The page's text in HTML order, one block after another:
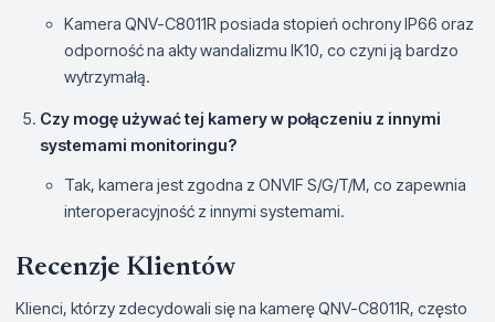
Kamera QNV-C8011R posiada stopień ochrony IP66 oraz
odporność na akty wandalizmu IK10, co czyni ją bardzo
wytrzymałą.
Czy mogę używać tej kamery w połączeniu z innymi
systemami monitoringu?
Tak, kamera jest zgodna z ONVIF S/G/T/M, co zapewnia
interoperacyjność z innymi systemami.
Recenzje Klientów
Klienci, którzy zdecydowali się na kamerę QNV-C8011R, często